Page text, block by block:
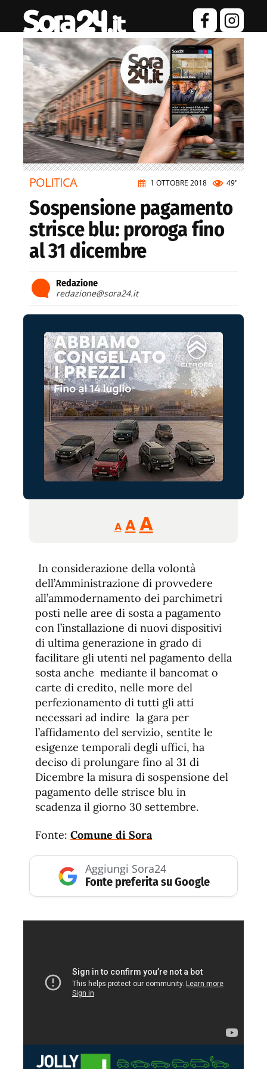
1 OTTOBRE 2018 49"
POLITICA
Sospensione pagamento
strisce blu: proroga fino
al 31 dicembre
Redazione
redazione@sora24.it
A
Reducir
tamaño
A Restablecer
de
fuente
AAumentar
de
fuente.
In considerazione della volontà
dell’Amministrazione di provvedere
all’ammodernamento dei parchimetri
posti nelle aree di sosta a pagamento
con l’installazione di nuovi dispositivi
di ultima generazione in grado di
facilitare gli utenti nel pagamento della
sosta anche mediante il bancomat o
carte di credito, nelle more del
perfezionamento di tutti gli atti
necessari ad indire la gara per
l’affidamento del servizio, sentite le
esigenze temporali degli uffici, ha
deciso di prolungare fino al 31 di
Dicembre la misura di sospensione del
pagamento delle strisce blu in
scadenza il giorno 30 settembre.
Fonte: Comune di Sora
Aggiungi Sora24
Fonte preferita su Google